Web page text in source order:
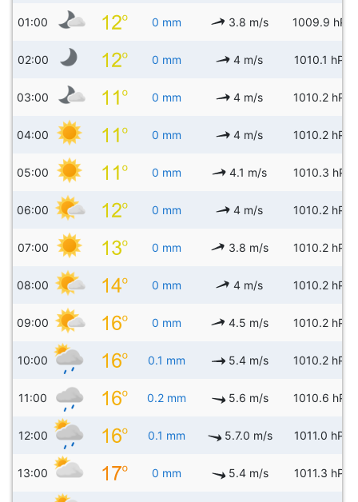
01:00 0 mm 3.8 m/s 1009.9 hPa
02:00 0 mm 4 m/s 1010.1 hPa
03:00 0 mm 4 m/s 1010.2 hPa
04:00 0 mm 4 m/s 1010.2 hPa
05:00 0 mm 4.1 m/s 1010.3 hPa
06:00 0 mm 4 m/s 1010.2 hPa
07:00 0 mm 3.8 m/s 1010.2 hPa
08:00 0 mm 4 m/s 1010.2 hPa
09:00 0 mm 4.5 m/s 1010.2 hPa
10:00 0.1 mm 5.4 m/s 1010.2 hPa
11:00 0.2 mm 5.6 m/s 1010.6 hPa
12:00 0.1 mm 5.7.0 m/s 1011.0 hPa
13:00 0 mm 5.4 m/s 1011.3 hPa